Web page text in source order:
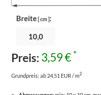
Breite[ cm ]:
Preis: 3,59 € *
Grundpreis: ab 24,51 EUR / m2